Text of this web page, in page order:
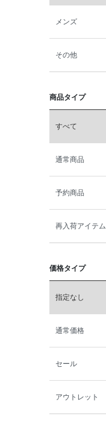
メンズ
その他
商品タイプ
すべて
通常商品
予約商品
再入荷アイテム
価格タイプ
指定なし
通常価格
セール
アウトレット